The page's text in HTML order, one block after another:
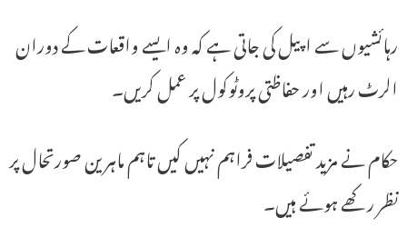
رہائشیوں سے اپیل کی جاتی ہے کہ وہ ایسے واقعات کے دوران
الرٹ رہیں اور حفاظتی پروٹوکول پر عمل کریں۔
حکام نے مزید تفصیلات فراہم نہیں کیں تاہم ماہرین صورتحال پر
نظر رکھے ہوئے ہیں۔